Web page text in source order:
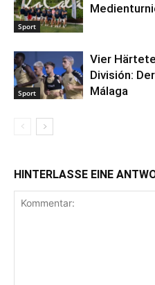
Sport
Sport
Vier
División:
Málaga
HINTERLASSE EINE